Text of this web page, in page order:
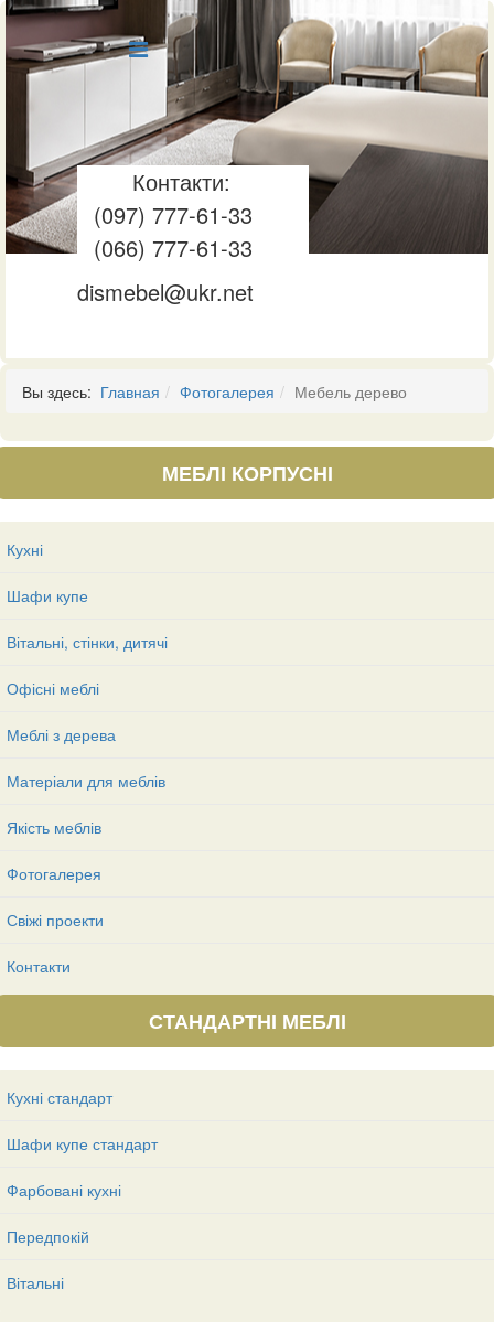
Контакти:
(097) 777-61-33
(066) 777-61-33
dismebel@ukr.net
Вы здесь: Главная Фотогалерея Мебель дерево
МЕБЛІ КОРПУСНІ
Кухні
Шафи купе
Вітальні, стінки, дитячі
Офісні меблі
Меблі з дерева
Матеріали для меблів
Якість меблів
Фотогалерея
Свіжі проекти
Контакти
СТАНДАРТНІ МЕБЛІ
Кухні стандарт
Шафи купе стандарт
Фарбовані кухні
Передпокій
Вітальні